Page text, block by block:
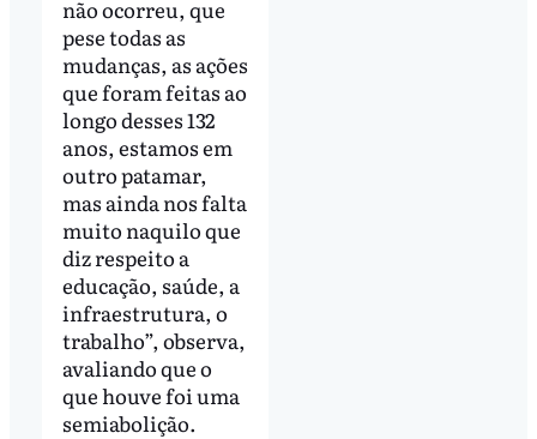
não ocorreu, que
pese todas as
mudanças, as ações
que foram feitas ao
longo desses 132
anos, estamos em
outro patamar,
mas ainda nos falta
muito naquilo que
diz respeito a
educação, saúde, a
infraestrutura, o
trabalho”, observa,
avaliando que o
que houve foi uma
semiabolição.